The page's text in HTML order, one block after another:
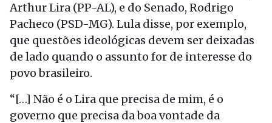
Arthur Lira (PP-AL), e do Senado, Rodrigo
Pacheco (PSD-MG). Lula disse, por exemplo,
que questões ideológicas devem ser deixadas
de lado quando o assunto for de interesse do
povo brasileiro.
“[…] Não é o Lira que precisa de mim, é o
governo que precisa da boa vontade da